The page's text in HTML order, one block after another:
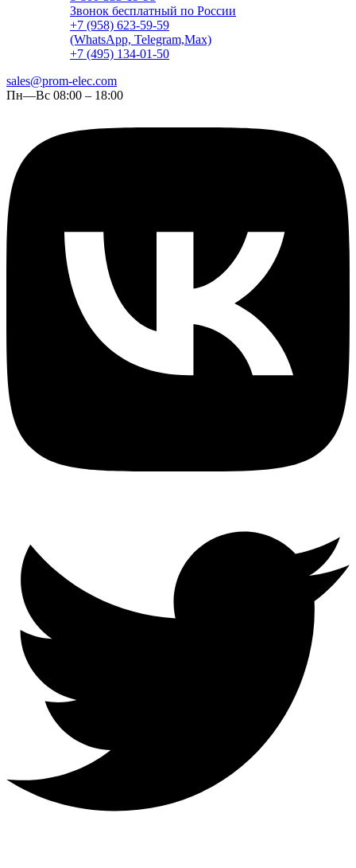
Звонок бесплатный по России
+7 (958) 623-59-59
(WhatsApp, Telegram,Max)
+7 (495) 134-01-50
sales@prom-elec.com
Пн—Вс 08:00 – 18:00